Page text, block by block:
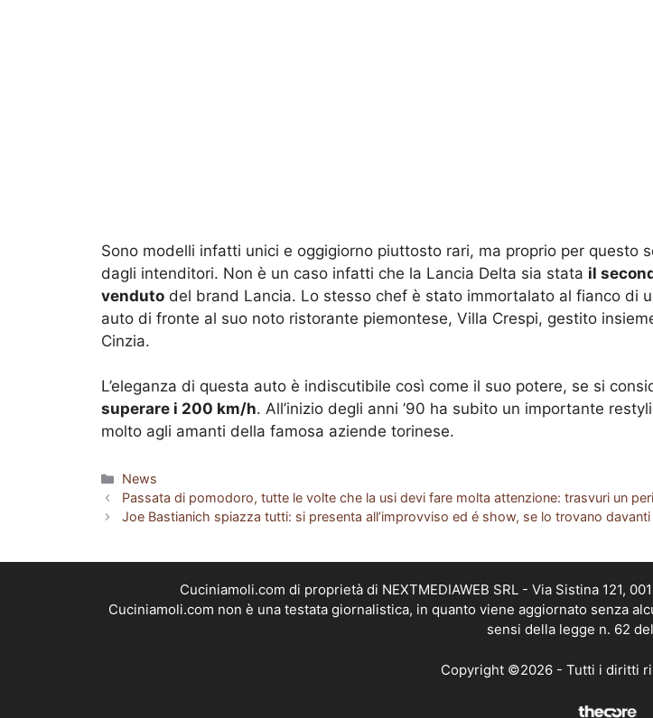
Sono modelli infatti unici e oggigiorno piuttosto rari, ma proprio per questo
dagli intenditori. Non è un caso infatti che la Lancia Delta sia stata il
venduto del brand Lancia. Lo stesso chef è stato immortalato al fianco di
auto di fronte al suo noto ristorante piemontese, Villa Crespi, gestito
Cinzia.
L’eleganza di questa auto è indiscutibile così come il suo potere, se si
superare i 200 km/h. All’inizio degli anni ’90 ha subito un importante
molto agli amanti della famosa aziende torinese.
Categorie
News
Passata di pomodoro, tutte le volte che la usi devi fare molta attenzione: trasvuri un
Joe Bastianich spiazza tutti: si presenta all’improvviso ed é show, se lo trovano
Cuciniamoli.com di proprietà di NEXTMEDIAWEB SRL - Via Sistina 121,
Cuciniamoli.com non è una testata giornalistica, in quanto viene aggiornato senza
sensi della legge n. 62
Copyright ©2026 - Tutti i diritti